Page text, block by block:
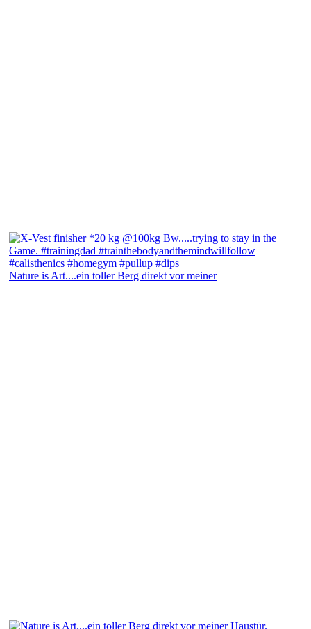
Nature is Art....ein toller Berg direkt vor meiner